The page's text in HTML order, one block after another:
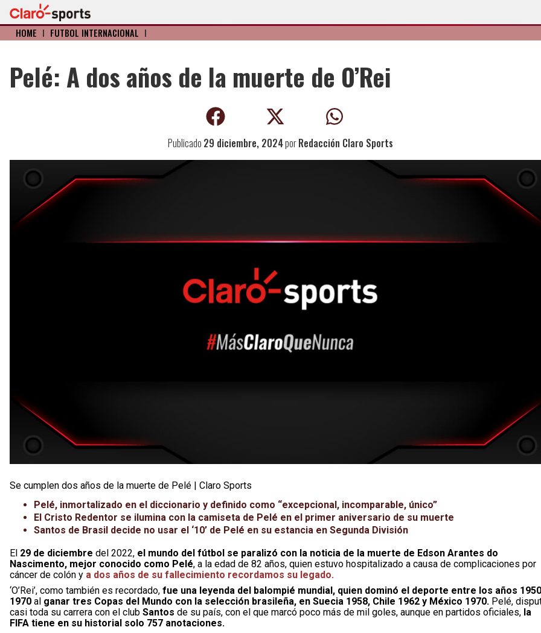
HOME I FÚTBOL INTERNACIONAL I
Pelé: A dos años de la muerte de O’Rei
Publicado 29 diciembre, 2024porRedacción Claro Sports
Se cumplen dos años de la muerte de Pelé | Claro Sports
Pelé, inmortalizado en el diccionario y definido como “excepcional, incomparable, único”
El Cristo Redentor se ilumina con la camiseta de Pelé en el primer aniversario de su muerte
Santos de Brasil decide no usar el ‘10’ de Pelé en su estancia en Segunda División
El 29 de diciembre del 2022, el mundo del fútbol se paralizó con la noticia de la muerte de Edson Arantes do
Nascimento, mejor conocido como Pelé, a la edad de 82 años, quien estuvo hospitalizado a causa de complicaciones por
cáncer de colón y a dos años de su fallecimiento recordamos su legado.
‘O’Rei’, como también es recordado, fue una leyenda del balompié mundial, quien dominó el deporte entre los años
1970 al ganar tres Copas del Mundo con la selección brasileña, en Suecia 1958, Chile 1962 y México 1970. Pelé,
casi toda su carrera con el club Santos de su país, con el que marcó poco más de mil goles, aunque en partidos oficiales, la
FIFA tiene en su historial solo 757 anotaciones.